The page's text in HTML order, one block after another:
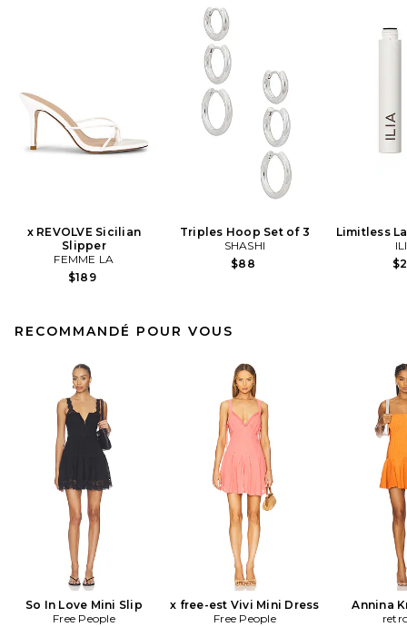
x REVOLVE Sicilian
Slipper
FEMME LA
$189
Triples Hoop Set of 3
SHASHI
$88
Limitless
RECOMMANDÉ POUR VOUS
So In Love Mini Slip
Free People
x free-est Vivi Mini Dress
Free People
Annina